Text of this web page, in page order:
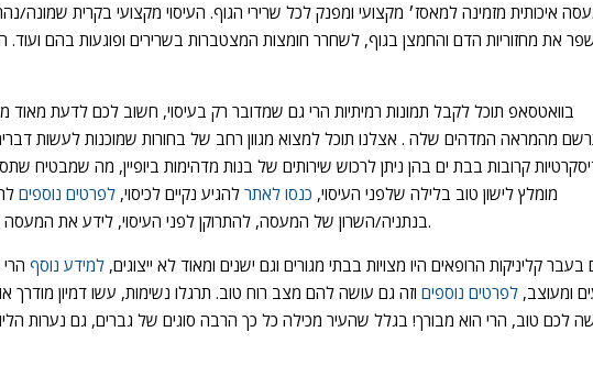
איכותית מזמינה למאסז׳ מקצועי ומפנק לכל שרירי הגוף. העיסוי מקצועי בקרית שמונה/
את מחזוריות הדם והחמצן בגוף, לשחרר חומצות המצטברות בשרירים ופוגעות בהם ועוד.
בוואטסאפ תוכל לקבל תמונות רמיתיות הרי גם שמדובר רק בעיסוי, חשוב לכם לדעת מאוד
מהמראה המדהים שלה . אצלנו תוכל למצוא מגוון רחב של בחורות שמוכנות לעשות דברים
קרובות בבת ים בהן ניתן לרכוש שירותים של בנות מדהימות ביופיין, מה שמבטיח
מומלץ לישון טוב בלילה שלפני העיסוי, כנסו לאתרלהגיע נקיים לכיסוי, לפרטים נוספים
בנתניה/השרון של המעסה, להתרוקן לפני העיסוי, לידע את המעסה אם אתם סובלים מבעיה רפואית כלשהי.
בעבר קליניקות הרופאים היו מצויות בבתי מגורים וגם ישנים ומאוד לא ייצוגים, למידע נוסףהרי
ומעוצב, לפרטים נוספיםוזה גם עושה להם מצב רוח טוב. תרגלו נשימות, עשו דמיון
לכם טוב, הרי הוא מבורך! בגלל שהעיר מכילה כל כך הרבה סוגים של גברים, גם נערות